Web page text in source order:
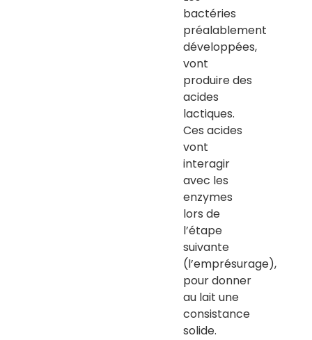
bactéries
préalablement
développées,
vont
produire des
acides
lactiques.
Ces acides
vont
interagir
avec les
enzymes
lors de
l’étape
suivante
(l’emprésurage),
pour donner
au lait une
consistance
solide.